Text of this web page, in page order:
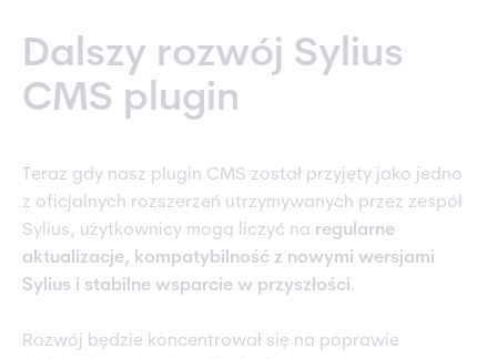
Dalszy rozwój Sylius
CMS plugin
Teraz gdy nasz plugin CMS został przyjęty jako jedno
z oficjalnych rozszerzeń utrzymywanych przez zespół
Sylius, użytkownicy mogą liczyć na regularne
aktualizacje, kompatybilność z nowymi wersjami
Sylius i stabilne wsparcie w przyszłości.
Rozwój będzie koncentrował się na poprawie